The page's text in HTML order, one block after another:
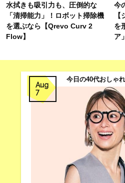
水拭きも吸引力も、圧倒的な
「清掃能力」！ロボット掃除機
を選ぶなら【Qrevo Curv 2
Flow】
今
を
ア」
Aug
7
今日の40代おしゃ